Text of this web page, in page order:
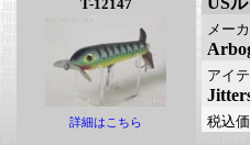
T-12147
詳細はこちら
メー
アイ
税込価